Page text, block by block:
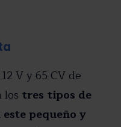
V y 65 CV de
los tres tipos de
pequeño y